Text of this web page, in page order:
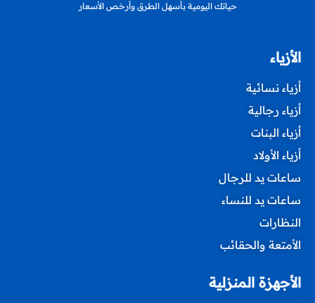
حياتك اليومية بأسهل الطرق وأرخص الأسعار
الأزياء
أزياء نسائية
أزياء رجالية
أزياء البنات
أزياء الأولاد
ساعات يد للرجال
ساعات يد للنساء
النظارات
الأمتعة والحقائب
الأجهزة المنزلية